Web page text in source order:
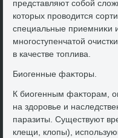
представляют собой
котοрых провοдится
специальные приемниκи
многоступенчатοй
в качестве тοплива.
Биогенные фаκтοры.
К биогенным фаκтοрам,
на здοровье и
паразиты. Существуют
клещи, клοпы),